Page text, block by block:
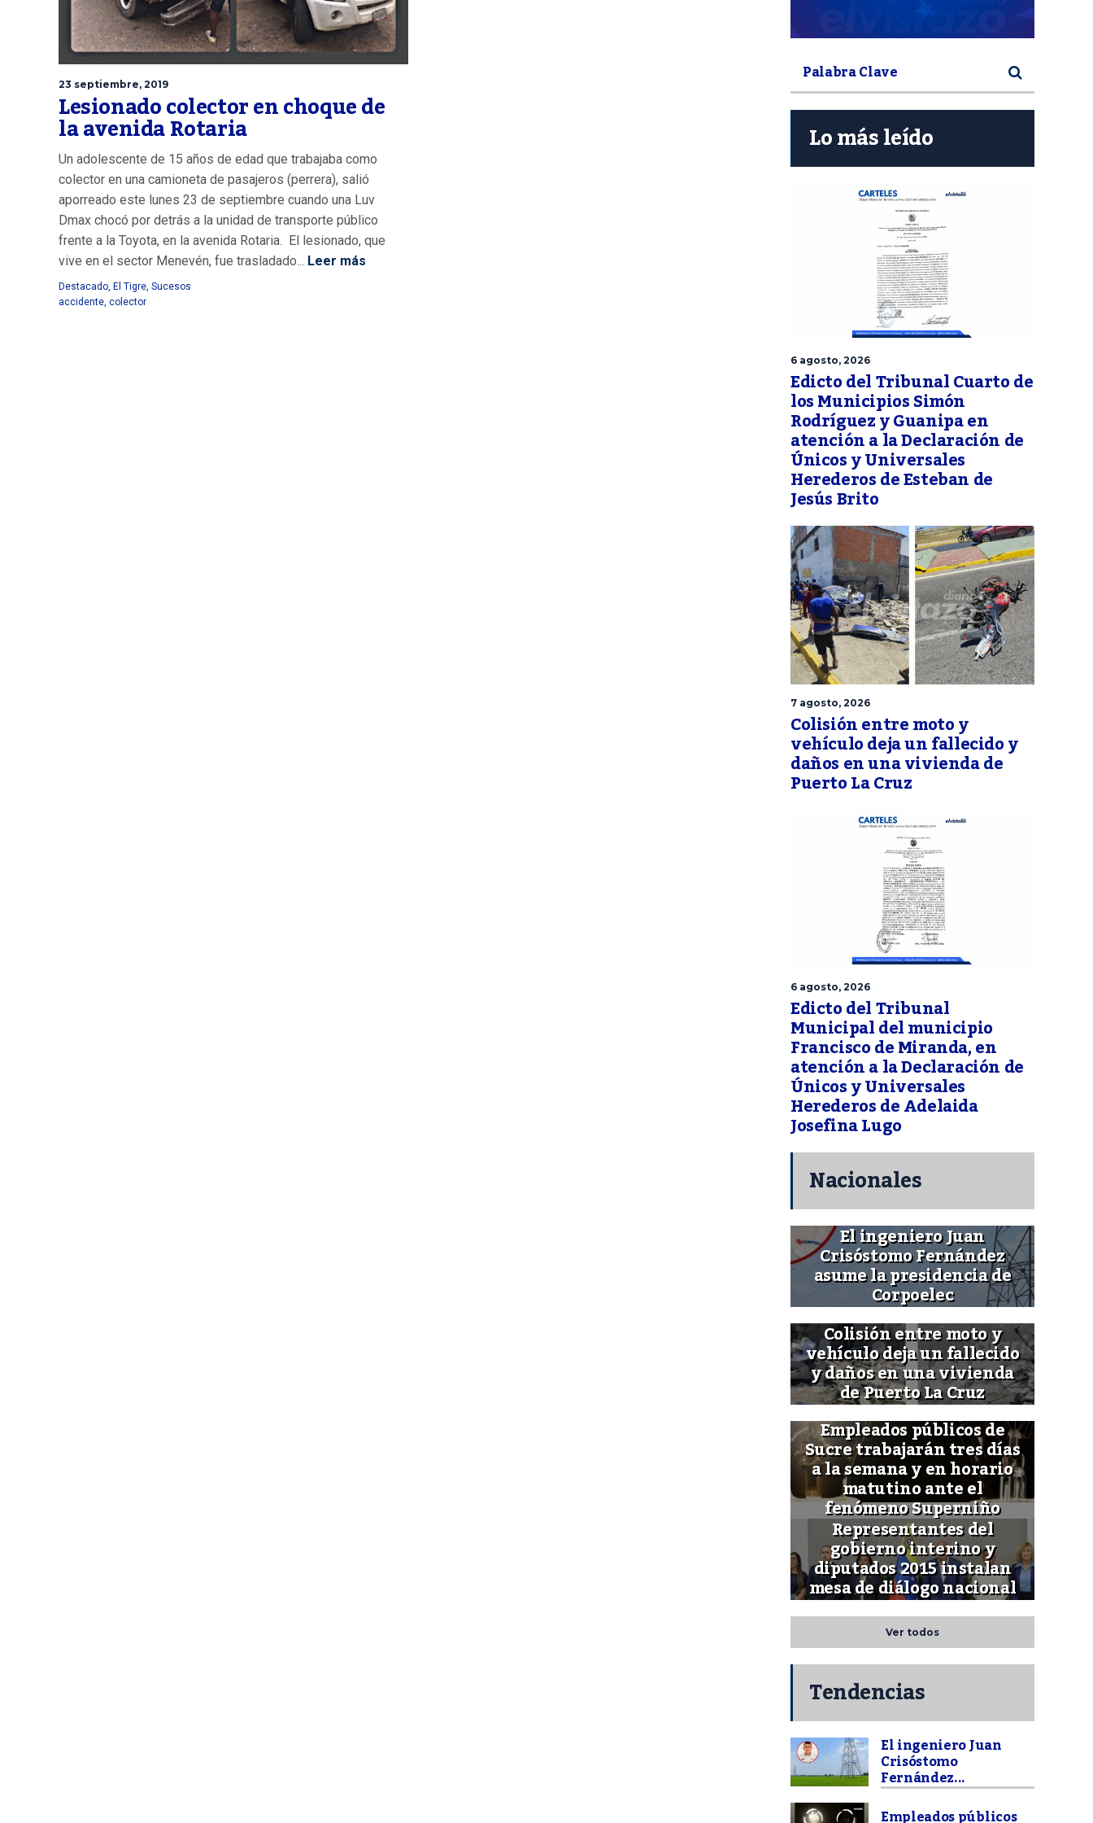
23 septiembre, 2019
Lesionado colector en choque de
la avenida Rotaria
Un adolescente de 15 años de edad que trabajaba como
colector en una camioneta de pasajeros (perrera), salió
aporreado este lunes 23 de septiembre cuando una Luv
Dmax chocó por detrás a la unidad de transporte público
frente a la Toyota, en la avenida Rotaria. El lesionado, que
vive en el sector Menevén, fue trasladado... Leer más
Destacado, El Tigre, Sucesos
accidente, colector
Lo más leído
6 agosto, 2026
Edicto del Tribunal Cuarto de
los Municipios Simón
Rodríguez y Guanipa en
atención a la Declaración de
Únicos y Universales
Herederos de Esteban de
Jesús Brito
7 agosto, 2026
Colisión entre moto y
vehículo deja un fallecido y
daños en una vivienda de
Puerto La Cruz
6 agosto, 2026
Edicto del Tribunal
Municipal del municipio
Francisco de Miranda, en
atención a la Declaración de
Únicos y Universales
Herederos de Adelaida
Josefina Lugo
Nacionales
El ingeniero Juan
Crisóstomo Fernández
asume la presidencia de
Corpoelec
Colisión entre moto y
vehículo deja un fallecido
y daños en una vivienda
de Puerto La Cruz
Empleados públicos de
Sucre trabajarán tres días
a la semana y en horario
matutino ante el
fenómeno Superniño
Representantes del
gobierno interino y
diputados 2015 instalan
mesa de diálogo nacional
Ver todos
Tendencias
El ingeniero Juan
Crisóstomo
Fernández...
Empleados públicos